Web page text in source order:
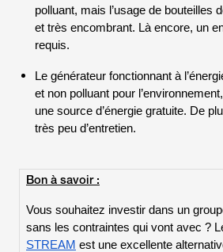
polluant, mais l’usage de bouteilles
et très encombrant. Là encore, un
requis.
Le générateur fonctionnant à
et non polluant pour
une source d’énergie gratuite. De
très peu d’entretien.
Bon à savoir :
Vous souhaitez investir dans un
sans les contraintes qui vont avec ?
STREAM est une excellente